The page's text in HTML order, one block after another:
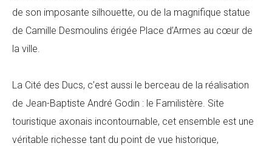
de son imposante silhouette, ou de la magnifique statue
de Camille Desmoulins érigée Place d’Armes au cœur de
la ville.
La Cité des Ducs, c’est aussi le berceau de la réalisation
de Jean-Baptiste André Godin : le Familistère. Site
touristique axonais incontournable, cet ensemble est une
véritable richesse tant du point de vue historique,